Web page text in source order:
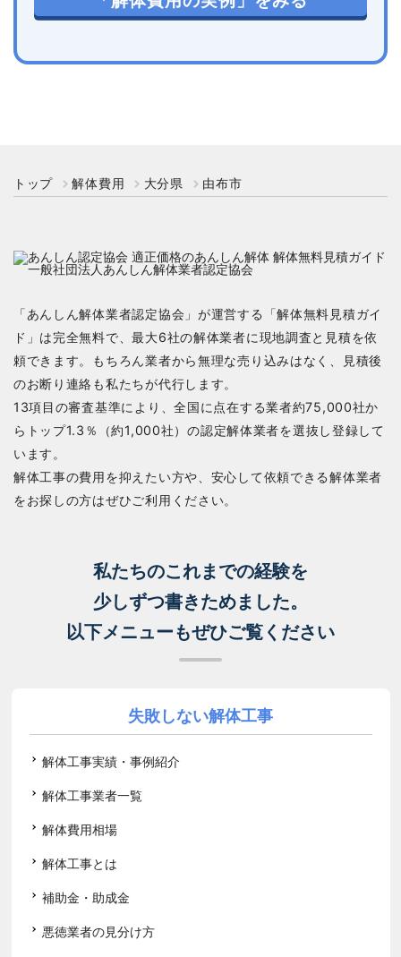
トップ 解体費用 大分県 由布市
「あんしん解体業者認定協会」が運営する「解体無料見積ガイ
ド」は完全無料で、最大6社の解体業者に現地調査と見積を依
頼できます。もちろん業者から無理な売り込みはなく、見積後
のお断り連絡も私たちが代行します。
13項目の審査基準により、全国に点在する業者約75,000社か
らトップ1.3％（約1,000社）の認定解体業者を選抜し登録して
います。
解体工事の費用を抑えたい方や、安心して依頼できる解体業者
をお探しの方はぜひご利用ください。
私たちのこれまでの経験を
少しずつ書きためました。
以下メニューもぜひご覧ください
失敗しない解体工事
解体工事実績・事例紹介
解体工事業者一覧
解体費用相場
解体工事とは
補助金・助成金
悪徳業者の見分け方